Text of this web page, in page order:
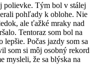
polievke. Tým bol v stálej
pohľady k oblohe. Nie
ale ťažké mraky nad
Tentoraz som bol na
lepšie. Počas jazdy som sa
som si môj osobný rekord
mysleli, že sa blýska na